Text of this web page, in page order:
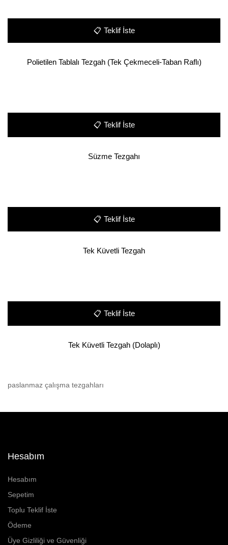
📋 Teklif İste
Polietilen Tablalı Tezgah (Tek Çekmeceli-Taban Raflı)
📋 Teklif İste
Süzme Tezgahı
📋 Teklif İste
Tek Küvetli Tezgah
📋 Teklif İste
Tek Küvetli Tezgah (Dolaplı)
paslanmaz çalışma tezgahları
Hesabım
Hesabım
Sepetim
Toplu Teklif İste
Ödeme
Üye Gizliliği ve Güvenliği